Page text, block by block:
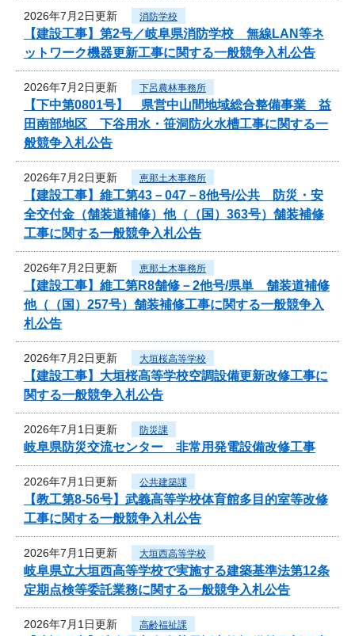
2026年7月2日更新 消防学校
【建設工事】第2号／岐阜県消防学校 無線LAN等ネ
ットワーク機器更新工事に関する一般競争入札公告
2026年7月2日更新 下呂農林事務所
【下中第0801号】 県営中山間地域総合整備事業 益
田南部地区 下谷用水・笹洞防火水槽工事に関する一
般競争入札公告
2026年7月2日更新 恵那土木事務所
【建設工事】維工第43－047－8他号/公共 防災・安
全交付金（舗装道補修）他（（国）363号）舗装補修
工事に関する一般競争入札公告
2026年7月2日更新 恵那土木事務所
【建設工事】維工第R8舗修－2他号/県単 舗装道補修
他（（国）257号）舗装補修工事に関する一般競争入
札公告
2026年7月2日更新 大垣桜高等学校
【建設工事】大垣桜高等学校空調設備更新改修工事に
関する一般競争入札公告
2026年7月1日更新 防災課
岐阜県防災交流センター 非常用発電設備改修工事
2026年7月1日更新 公共建築課
【教工第8-56号】武義高等学校体育館多目的室等改修
工事に関する一般競争入札公告
2026年7月1日更新 大垣西高等学校
岐阜県立大垣西高等学校で実施する建築基準法第12条
定期点検等委託業務に関する一般競争入札公告
2026年7月1日更新 高齢福祉課